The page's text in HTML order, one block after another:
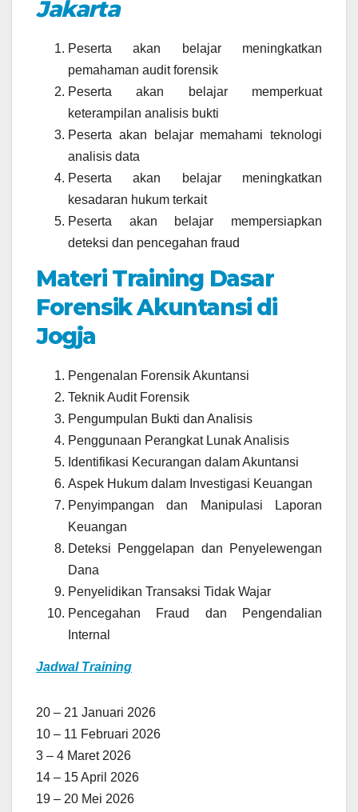
Jakarta
Peserta akan belajar meningkatkan
pemahaman audit forensik
Peserta akan belajar memperkuat
keterampilan analisis bukti
Peserta akan belajar memahami teknologi
analisis data
Peserta akan belajar meningkatkan
kesadaran hukum terkait
Peserta akan belajar mempersiapkan
deteksi dan pencegahan fraud
Materi Training Dasar
Forensik Akuntansi di
Jogja
Pengenalan Forensik Akuntansi
Teknik Audit Forensik
Pengumpulan Bukti dan Analisis
Penggunaan Perangkat Lunak Analisis
Identifikasi Kecurangan dalam Akuntansi
Aspek Hukum dalam Investigasi Keuangan
Penyimpangan dan Manipulasi Laporan
Keuangan
Deteksi Penggelapan dan Penyelewengan
Dana
Penyelidikan Transaksi Tidak Wajar
Pencegahan Fraud dan Pengendalian
Internal
Jadwal Training
20 – 21 Januari 2026
10 – 11 Februari 2026
3 – 4 Maret 2026
14 – 15 April 2026
19 – 20 Mei 2026